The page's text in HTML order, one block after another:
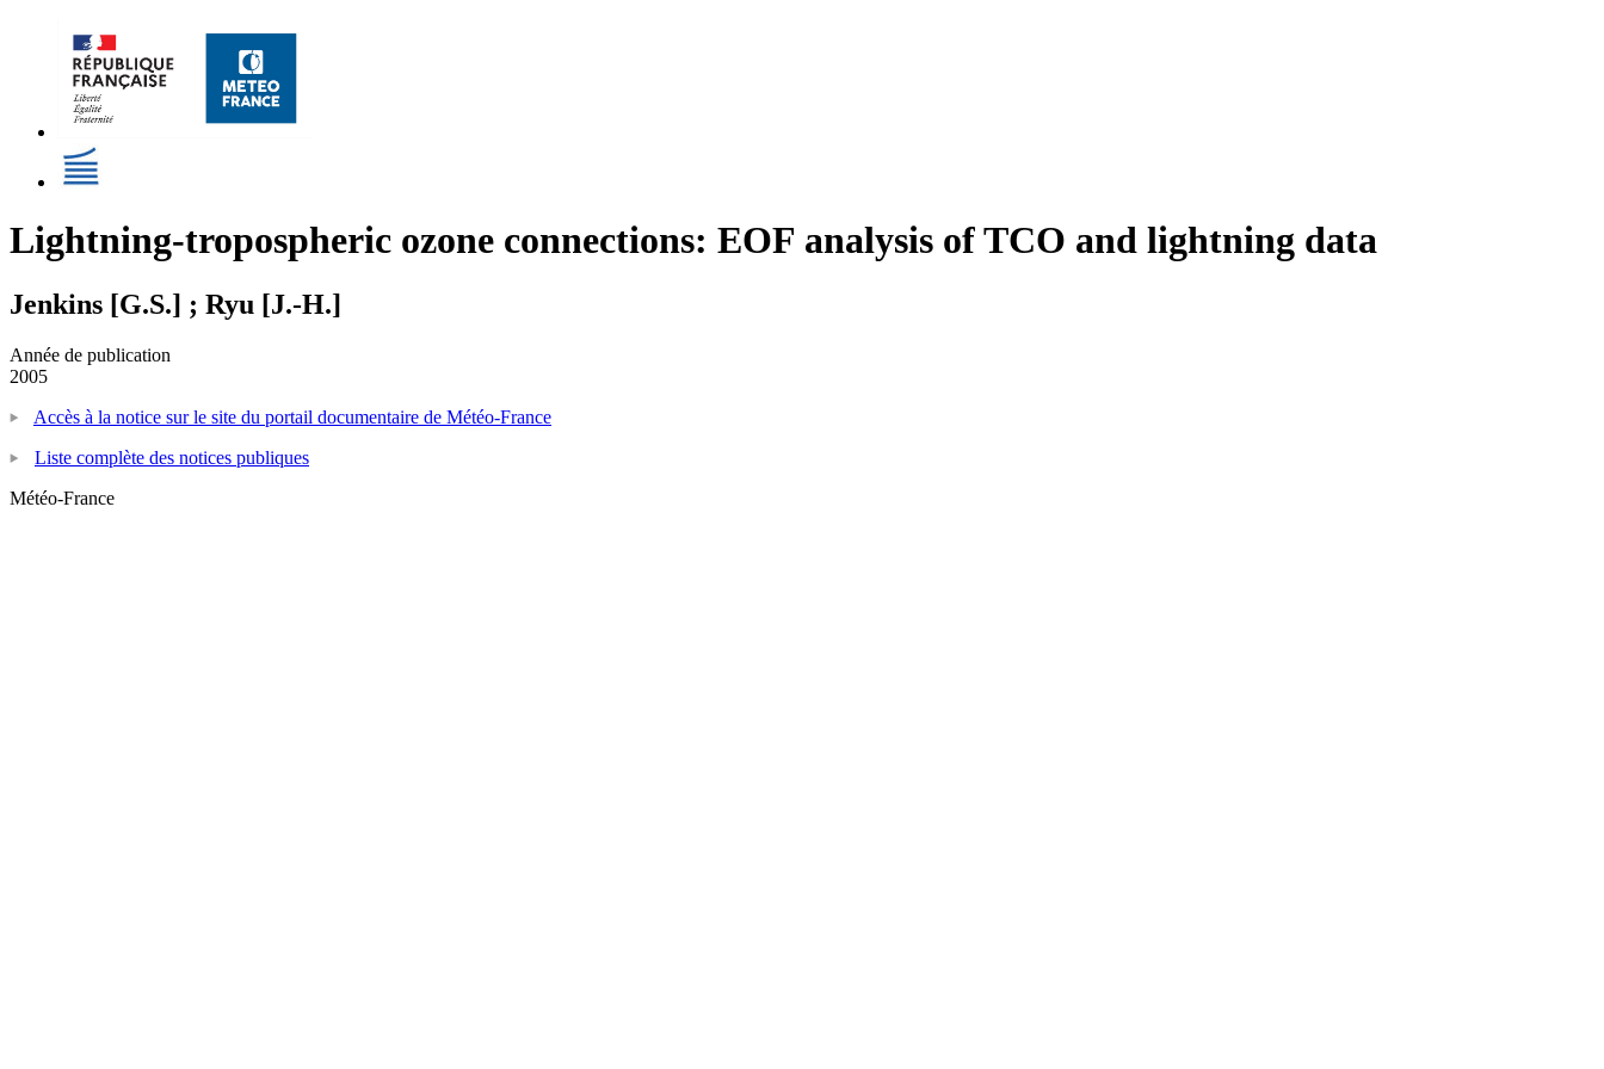
Lightning-tropospheric ozone connections: EOF analysis of TCO and lightning data
Jenkins [G.S.] ; Ryu [J.-H.]
Année de publication
2005
Accès à la notice sur le site du portail documentaire de Météo-France
Liste complète des notices publiques
Météo-France